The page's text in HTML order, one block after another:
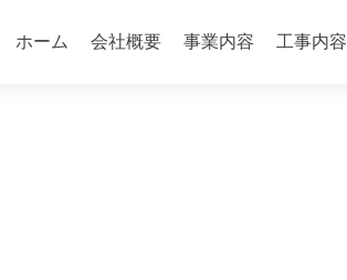
ン
ホーム 会社概要 事業内容 工事内容